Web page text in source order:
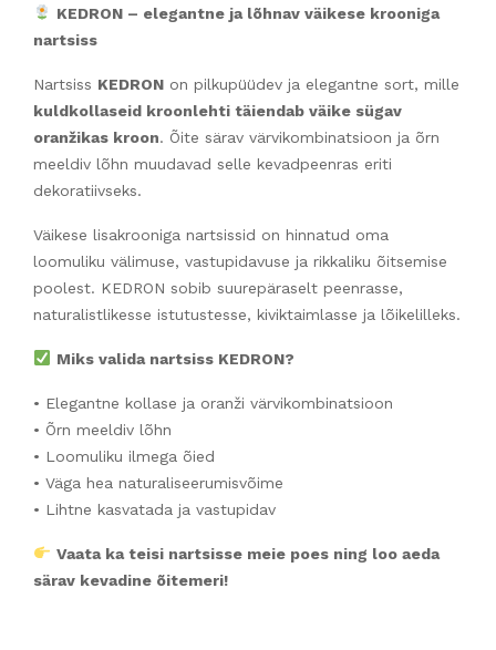
KEDRON – elegantne ja lõhnav väikese krooniga
nartsiss
Nartsiss KEDRON on pilkupüüdev ja elegantne sort, mille
kuldkollaseid kroonlehti täiendab väike sügav
oranžikas kroon. Õite särav värvikombinatsioon ja õrn
meeldiv lõhn muudavad selle kevadpeenras eriti
dekoratiivseks.
Väikese lisakrooniga nartsissid on hinnatud oma
loomuliku välimuse, vastupidavuse ja rikkaliku õitsemise
poolest. KEDRON sobib suurepäraselt peenrasse,
naturalistlikesse istutustesse, kiviktaimlasse ja lõikelilleks.
Miks valida nartsiss KEDRON?
• Elegantne kollase ja oranži värvikombinatsioon
• Õrn meeldiv lõhn
• Loomuliku ilmega õied
• Väga hea naturaliseerumisvõime
• Lihtne kasvatada ja vastupidav
Vaata ka teisi nartsisse meie poes ning loo aeda
särav kevadine õitemeri!